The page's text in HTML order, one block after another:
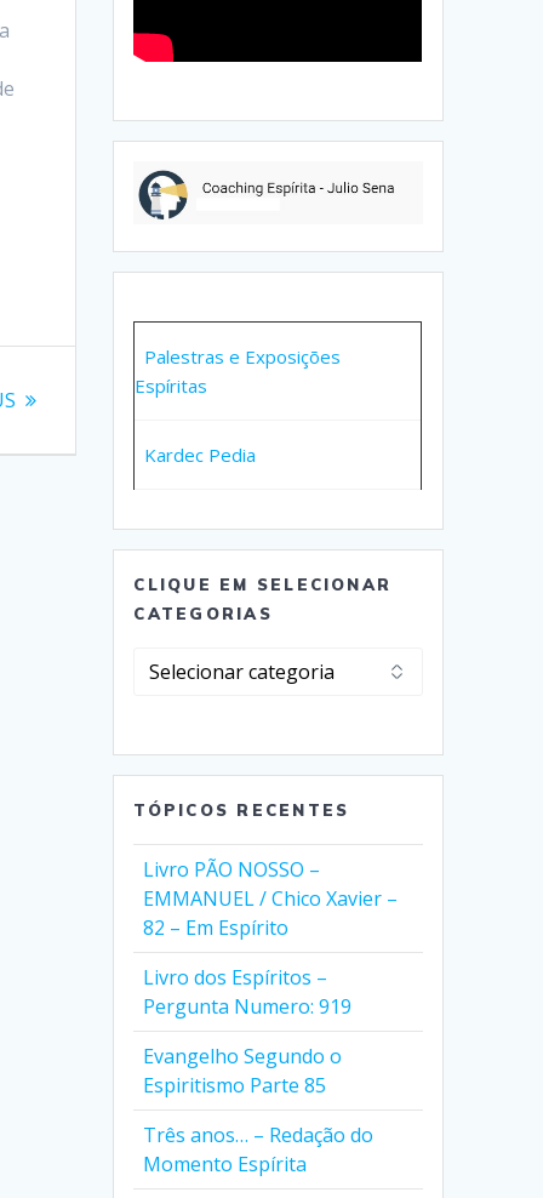
Palestras e Exposições
Espíritas
Kardec Pedia
CLIQUE EM SELECIONAR
CATEGORIAS
Clique
TÓPICOS RECENTES
Livro PÃO NOSSO –
EMMANUEL / Chico Xavier –
82 – Em Espírito
Livro dos Espíritos –
Pergunta Numero: 919
Evangelho Segundo o
Espiritismo Parte 85
Três anos… – Redação do
Momento Espírita